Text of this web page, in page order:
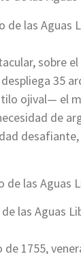
de las Aguas
sobre
35
ojival— el
de
las Aguas
1755,